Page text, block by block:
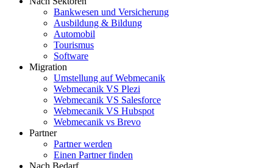
Bankwesen und Versicherung
Ausbildung & Bildung
Automobil
Tourismus
Software
Migration
Umstellung auf Webmecanik
Webmecanik VS Plezi
Webmecanik VS Salesforce
Webmecanik VS Hubspot
Webmecanik vs Brevo
Partner
Partner werden
Einen Partner finden